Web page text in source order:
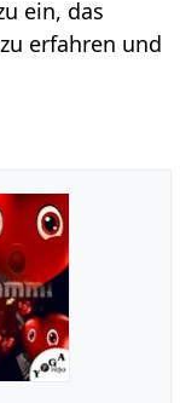
ein, das
erfahren und